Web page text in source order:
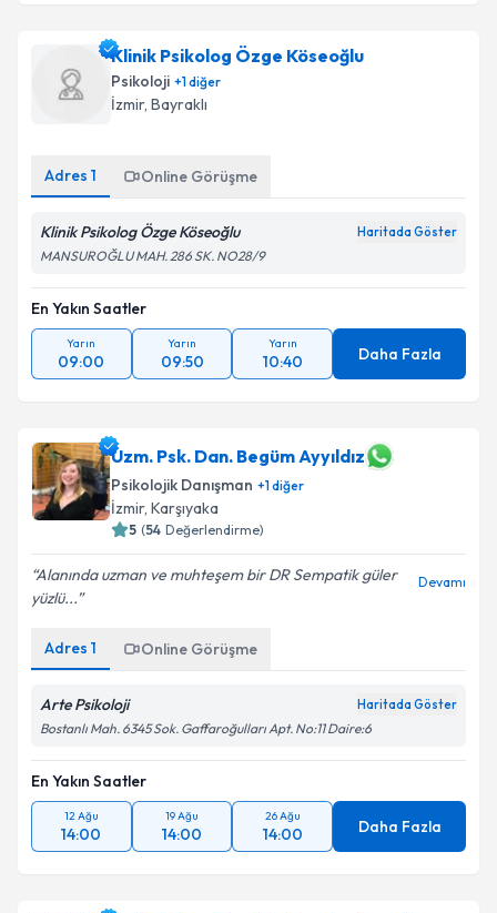
Klinik Psikolog Özge Köseoğlu
Psikoloji +1diğer
İzmir, Bayraklı
Adres 1 Online Görüşme
Klinik Psikolog Özge Köseoğlu Haritada Göster
MANSUROĞLU MAH. 286 SK. NO28/9
En Yakın Saatler
Yarın
09:00
Yarın
09:50
Yarın
10:40 Daha Fazla
Uzm. Psk. Dan. Begüm Ayyıldız
Psikolojik Danışman +1diğer
İzmir, Karşıyaka
5 (54 Değerlendirme)
Alanında uzman ve muhteşem bir DR Sempatik güler
yüzlü...
Devamı
Adres 1 Online Görüşme
Arte Psikoloji Haritada Göster
Bostanlı Mah. 6345 Sok. Gaffaroğulları Apt. No:11 Daire:6
En Yakın Saatler
12 Ağu
14:00
19 Ağu
14:00
26 Ağu
14:00 Daha Fazla